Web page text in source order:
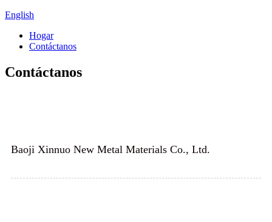
English
Hogar
Contáctanos
Contáctanos
Baoji Xinnuo New Metal Materials Co., Ltd.